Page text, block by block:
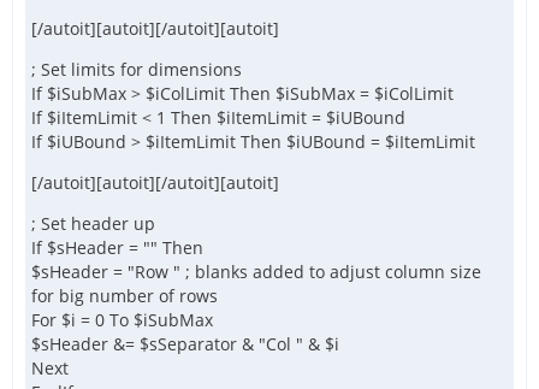
[/autoit][autoit][/autoit][autoit]
; Set limits for dimensions
If $iSubMax > $iColLimit Then $iSubMax = $iColLimit
If $iItemLimit < 1 Then $iItemLimit = $iUBound
If $iUBound > $iItemLimit Then $iUBound = $iItemLimit
[/autoit][autoit][/autoit][autoit]
; Set header up
If $sHeader = "" Then
$sHeader = "Row " ; blanks added to adjust column size
for big number of rows
For $i = 0 To $iSubMax
$sHeader &= $sSeparator & "Col " & $i
Next